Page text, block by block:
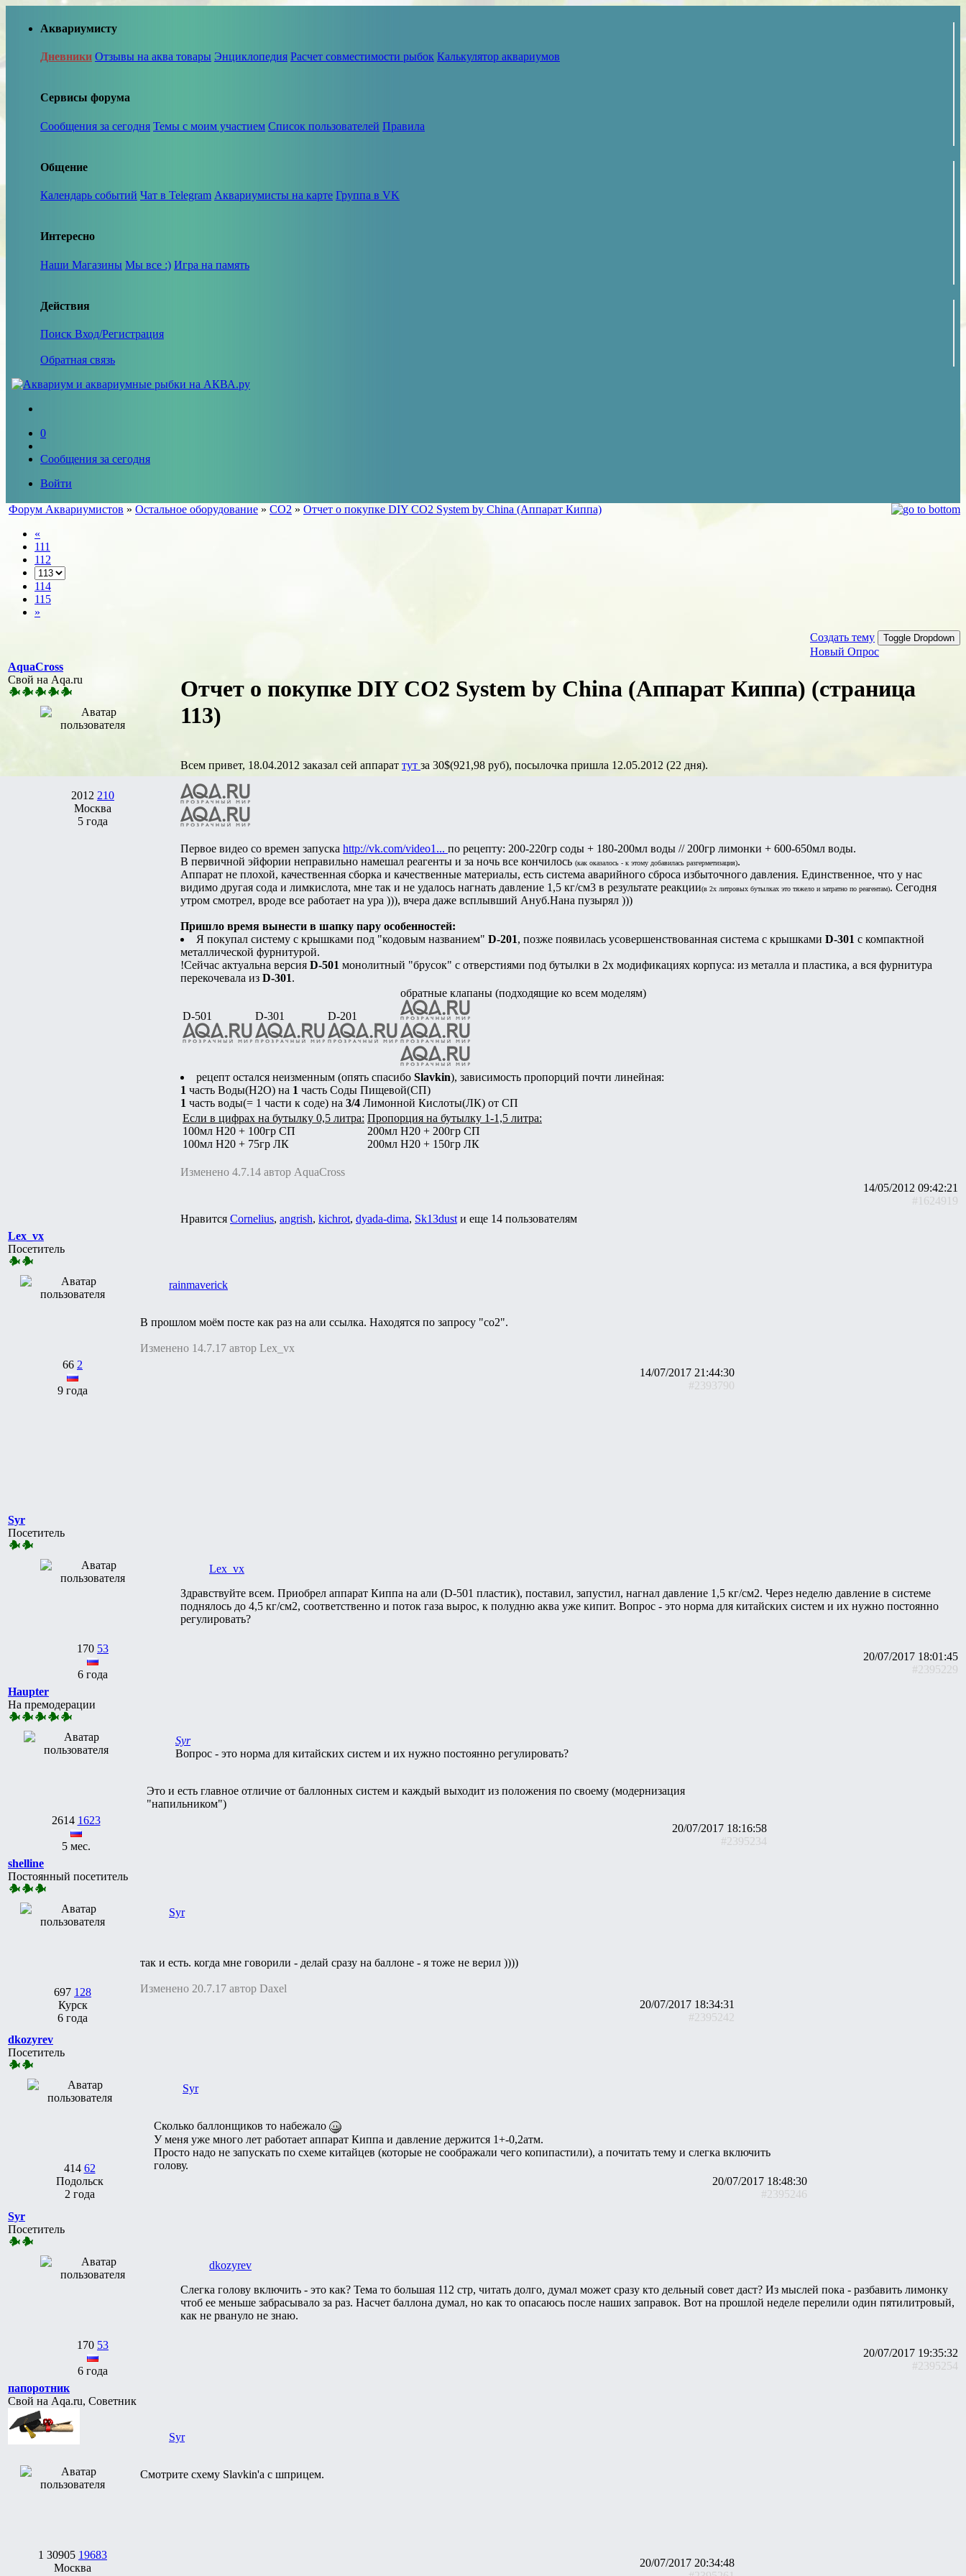
Аквариумисту
Дневники Отзывы на аква товары Энциклопедия Расчет совместимости рыбок Калькулятор аквариумов
Сервисы форума
Сообщения за сегодня Темы с моим участием Список пользователей Правила
Общение
Календарь событий Чат в Telegram Аквариумисты на карте Группа в VK
Интересно
Наши Магазины Мы все :) Игра на память
Действия
Поиск Вход/Регистрация
Обратная связь
0
Сообщения за сегодня
Войти
Форум Аквариумистов » Остальное оборудование » СО2 » Отчет о покупке DIY CO2 System by China (Аппарат Киппа)
«
111
112
114
115
»
Создать тему Toggle Dropdown
Новый Опрос
AquaCross
Свой на Aqa.ru
2012 210
Москва
5 года
Отчет о покупке DIY CO2 System by China (Аппарат Киппа) (страница
113)
Всем привет, 18.04.2012 заказал сей аппарат тут за 30$(921,98 руб), посылочка пришла 12.05.2012 (22 дня).
Первое видео со времен запуска http://vk.com/video1... по рецепту: 200-220гр соды + 180-200мл воды // 200гр лимонки + 600-650мл воды.
В первичной эйфории неправильно намешал реагенты и за ночь все кончилось (как оказалось - к этому добавилась разгерметизация).
Аппарат не плохой, качественная сборка и качественные материалы, есть система аварийного сброса избыточного давления. Единственное, что у нас
видимо другая сода и лимкислота, мне так и не удалось нагнать давление 1,5 кг/см3 в результате реакции(в 2х литровых бутылках это тяжело и затратно по реагентам). Сегодня
утром смотрел, вроде все работает на ура ))), вчера даже всплывший Ануб.Нана пузырял )))
Пришло время вынести в шапку пару особенностей:
Я покупал систему с крышками под "кодовым названием" D-201, позже появилась усовершенствованная система с крышками D-301 с компактной
металлической фурнитурой.
!Сейчас актуальна версия D-501 монолитный "брусок" с отверстиями под бутылки в 2х модификациях корпуса: из металла и пластика, а вся фурнитура
перекочевала из D-301.
D-501 D-301 D-201
обратные клапаны (подходящие ко всем моделям)
рецепт остался неизменным (опять спасибо Slavkin), зависимость пропорций почти линейная:
1 часть Воды(H2O) на 1 часть Соды Пищевой(СП)
1 часть воды(= 1 части к соде) на 3/4 Лимонной Кислоты(ЛК) от СП
Если в цифрах на бутылку 0,5 литра:
100мл H20 + 100гр СП
100мл H20 + 75гр ЛК
Пропорция на бутылку 1-1,5 литра:
200мл H20 + 200гр СП
200мл H20 + 150гр ЛК
Изменено 4.7.14 автор AquaCross
14/05/2012 09:42:21
#1624919
Нравится Cornelius, angrish, kichrot, dyada-dima, Sk13dust и еще 14 пользователям
Lex_vx
Посетитель
66 2
9 года
rainmaverick
В прошлом моём посте как раз на али ссылка. Находятся по запросу "co2".
Изменено 14.7.17 автор Lex_vx
14/07/2017 21:44:30
#2393790
Syr
Посетитель
170 53
6 года
Lex_vx
Здравствуйте всем. Приобрел аппарат Киппа на али (D-501 пластик), поставил, запустил, нагнал давление 1,5 кг/см2. Через неделю давление в системе
поднялось до 4,5 кг/см2, соответственно и поток газа вырос, к полудню аква уже кипит. Вопрос - это норма для китайских систем и их нужно постоянно
регулировать?
20/07/2017 18:01:45
#2395229
Haupter
На премодерации
2614 1623
5 мес.
Syr
Вопрос - это норма для китайских систем и их нужно постоянно регулировать?
Это и есть главное отличие от баллонных систем и каждый выходит из положения по своему (модернизация
"напильником")
20/07/2017 18:16:58
#2395234
shelline
Постоянный посетитель
697 128
Курск
6 года
Syr
так и есть. когда мне говорили - делай сразу на баллоне - я тоже не верил ))))
Изменено 20.7.17 автор Daxel
20/07/2017 18:34:31
#2395242
dkozyrev
Посетитель
414 62
Подольск
2 года
Syr
Сколько баллонщиков то набежало
У меня уже много лет работает аппарат Киппа и давление держится 1+-0,2атм.
Просто надо не запускать по схеме китайцев (которые не соображали чего копипастили), а почитать тему и слегка включить
голову.
20/07/2017 18:48:30
#2395246
Syr
Посетитель
170 53
6 года
dkozyrev
Слегка голову включить - это как? Тема то большая 112 стр, читать долго, думал может сразу кто дельный совет даст? Из мыслей пока - разбавить лимонку
чтоб ее меньше забрасывало за раз. Насчет баллона думал, но как то опасаюсь после наших заправок. Вот на прошлой неделе перелили один пятилитровый,
как не рвануло не знаю.
20/07/2017 19:35:32
#2395254
папоротник
Свой на Aqa.ru, Советник
1 30905 19683
Москва
Syr
Смотрите схему Slavkin'а с шприцем.
20/07/2017 20:34:48